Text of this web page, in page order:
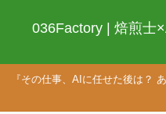
036Factory | 焙煎士
『その仕事、AIに任せた後は？